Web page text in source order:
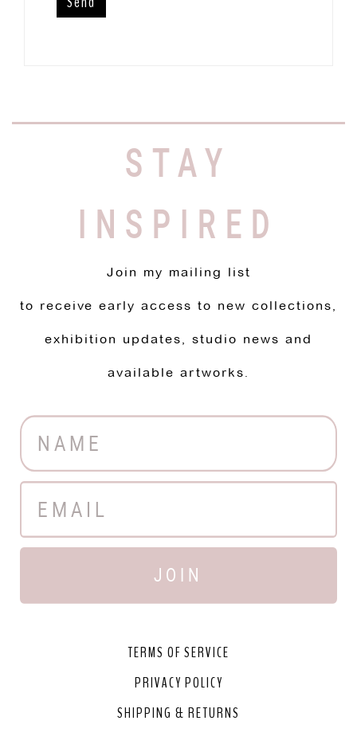
STAY
INSPIRED
Join my mailing list
to receive early access to new collections,
exhibition updates, studio news and
available artworks.
JOIN
TERMS OF SERVICE
PRIVACY POLICY
SHIPPING & RETURNS